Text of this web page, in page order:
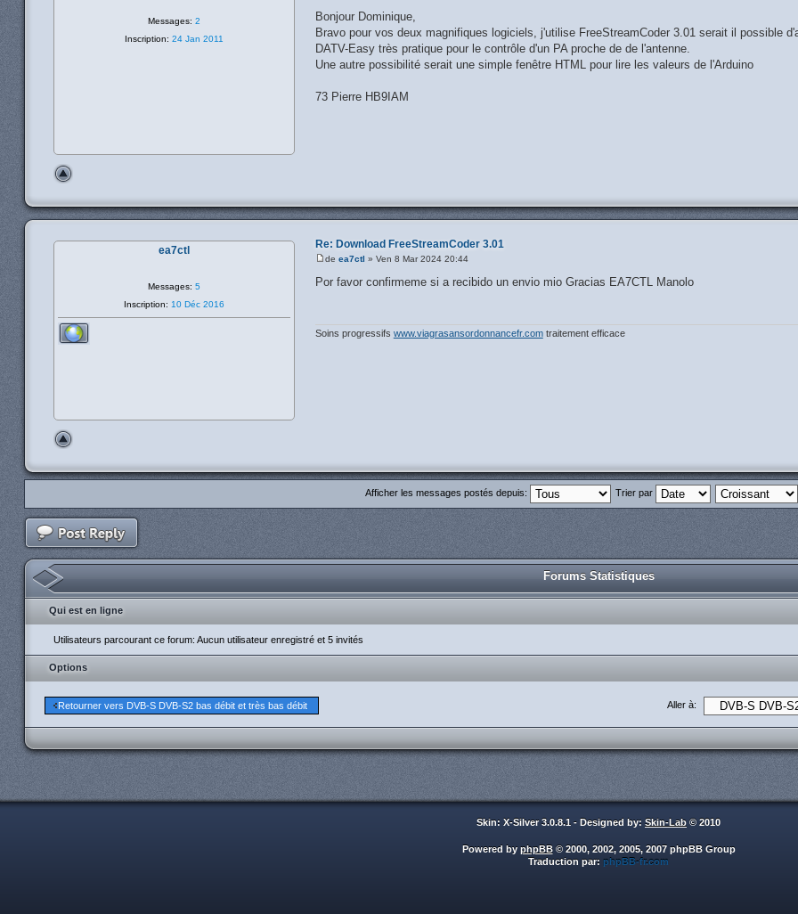
Bonjour Dominique,
Bravo pour vos deux magnifiques logiciels, j'utilise FreeStreamCoder 3.01 serait il possible
DATV-Easy très pratique pour le contrôle d'un PA proche de de l'antenne.
Une autre possibilité serait une simple fenêtre HTML pour lire les valeurs de l'Arduino
73 Pierre HB9IAM
Messages: 2
Inscription: 24 Jan 2011
Re: Download FreeStreamCoder 3.01
de ea7ctl » Ven 8 Mar 2024 20:44
Por favor confirmeme si a recibido un envio mio Gracias EA7CTL Manolo
Soins progressifs www.viagrasansordonnancefr.comtraitement efficace
ea7ctl
Messages: 5
Inscription: 10 Déc 2016
Afficher les messages postés depuis: Trier par
Forums Statistiques
Qui est en ligne
Utilisateurs parcourant ce forum: Aucun utilisateur enregistré et 5 invités
Options
Retourner vers DVB-S DVB-S2 bas débit et très bas débit Aller à:
Skin: X-Silver 3.0.8.1 - Designed by: Skin-Lab © 2010
Powered by phpBB© 2000, 2002, 2005, 2007 phpBB Group
Traduction par: phpBB-fr.com